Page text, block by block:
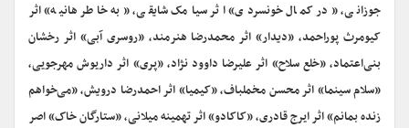
جوزانی، «در کمال خونسردی» اثر سیامک شایقی، «به خاطر هانیه» اثر
کیومرث پوراحمد، «دیدار» اثر محمدرضا هنرمند، «روسری آبی» اثر رخشان
بنی‌اعتماد، «خلع سلاح» اثر علیرضا داوود نژاد، «پری» اثر داریوش مهرجویی،
«سلام سینما» اثر محسن مخملباف، «کیمیا» اثر احمدرضا درویش، «می‌خواهم
زنده بمانم» اثر ایرج قادری، «کاکادو» اثر تهمینه میلانی، «ستارگان خاک» اصر